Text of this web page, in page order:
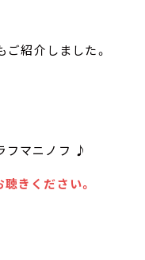
紹介しました。
フマニノフ ♪
きください。